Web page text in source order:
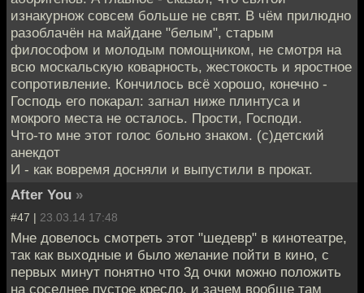
изнакурнож совсем больше не свят. В чём прилюдно
разоблачён на майдане "белым", старым
философом и молодым помощником, не смотря на
всю москальскую коварность, жестокость и яростное
сопротивление. Кончилось всё хорошо, конечно -
Господь его покарал: загнал ниже плинтуса и
мокрого места не осталось. Прости, Господи.
Что-то мне этот голос больно знаком. (с)детский
анекдот
И - как вовремя досняли и выпустили в прокат.
After You »
#47 | 23.03.14 17:48
Мне довелось смотреть этот "шедевр" в кинотеатре,
так как выходные и было желание пойти в кино, с
первых минут понятно что 3д очки можно положить
на соседнее пустое кресло, и зачем вообще там